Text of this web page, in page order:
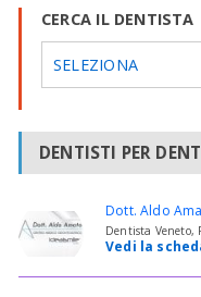
queste tre componenti si
quali la Masticazione, la
l'Interazione tra Cuspide,
compensazione già citate
CERCA IL DENTISTA
SELEZIONA
DENTISTI PER
Dott. Aldo
Dentista Veneto,
Vedi la